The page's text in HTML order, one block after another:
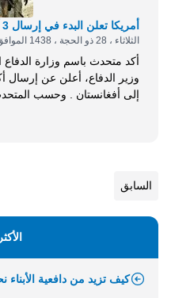
أمريكا تعلن البدء في إرسال 3 آلاف جندي لأفغانستان
الثلاثاء ، 28 ذو الحجة ، 1438 الموافق 19 سبتمبر 2017
أكد متحدث باسم وزارة
وزير الدفاع، أعلن عن إرسال
إلى أفغانستان .
في اعقاب الاستراتيجية
السابق
كيف تزيد من دافعية الأبناء